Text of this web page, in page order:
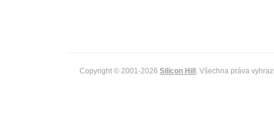
Copyright © 2001-2026 Silicon Hill , Všechna práva